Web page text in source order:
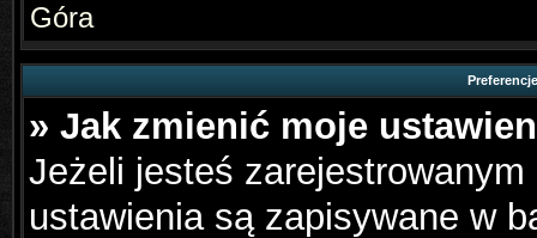
Góra
» Jak zmienić moje
Jeżeli jesteś
ustawienia są zapisywane w